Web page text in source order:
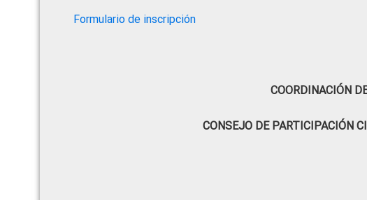
Formulario de inscripción
COORDINACIÓN
CONSEJO DE PARTICIPACIÓN